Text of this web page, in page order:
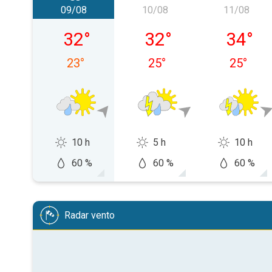
domenica 09/08
09/08
32°
23°
10 h
60 %
lunedì 10/08
10/08
32°
25°
5 h
60 %
martedì
11/08
34°
25°
10 h
60 %
Radar vento